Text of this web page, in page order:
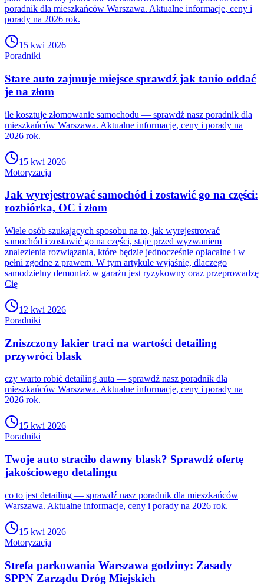
poradnik dla mieszkańców Warszawa. Aktualne informacje, ceny i
porady na 2026 rok.
15 kwi 2026
Poradniki
Stare auto zajmuje miejsce sprawdź jak tanio oddać
je na złom
ile kosztuje złomowanie samochodu — sprawdź nasz poradnik dla
mieszkańców Warszawa. Aktualne informacje, ceny i porady na
2026 rok.
15 kwi 2026
Motoryzacja
Jak wyrejestrować samochód i zostawić go na części:
rozbiórka, OC i złom
Wiele osób szukających sposobu na to, jak wyrejestrować
samochód i zostawić go na części, staje przed wyzwaniem
znalezienia rozwiązania, które będzie jednocześnie opłacalne i w
pełni zgodne z prawem. W tym artykule wyjaśnię, dlaczego
samodzielny demontaż w garażu jest ryzykowny oraz przeprowadzę
Cię
12 kwi 2026
Poradniki
Zniszczony lakier traci na wartości detailing
przywróci blask
czy warto robić detailing auta — sprawdź nasz poradnik dla
mieszkańców Warszawa. Aktualne informacje, ceny i porady na
2026 rok.
15 kwi 2026
Poradniki
Twoje auto straciło dawny blask? Sprawdź ofertę
jakościowego detalingu
co to jest detailing — sprawdź nasz poradnik dla mieszkańców
Warszawa. Aktualne informacje, ceny i porady na 2026 rok.
15 kwi 2026
Motoryzacja
Strefa parkowania Warszawa godziny: Zasady
SPPN Zarządu Dróg Miejskich